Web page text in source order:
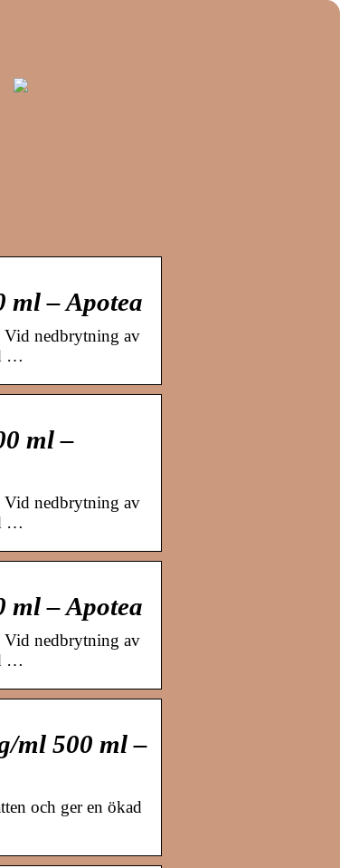
ml – Apotea
Vid nedbrytning av
…
ml –
Vid nedbrytning av
…
ml – Apotea
Vid nedbrytning av
…
ml 500 ml –
och ger en ökad